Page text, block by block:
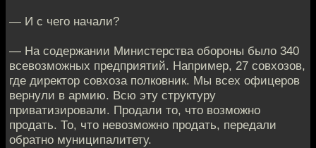
— И с чего начали?
— На содержании Министерства обороны было 340
всевозможных предприятий. Например, 27 совхозов,
где директор совхоза полковник. Мы всех офицеров
вернули в армию. Всю эту структуру
приватизировали. Продали то, что возможно
продать. То, что невозможно продать, передали
обратно муниципалитету.